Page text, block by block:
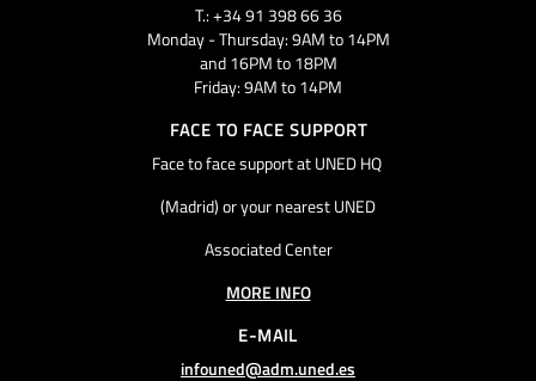
T.: +34 91 398 66 36
Monday - Thursday: 9AM to 14PM
and 16PM to 18PM
Friday: 9AM to 14PM
FACE TO FACE SUPPORT
Face to face support at UNED HQ
(Madrid) or your nearest UNED
Associated Center
MORE INFO
E-MAIL
infouned@adm.uned.es